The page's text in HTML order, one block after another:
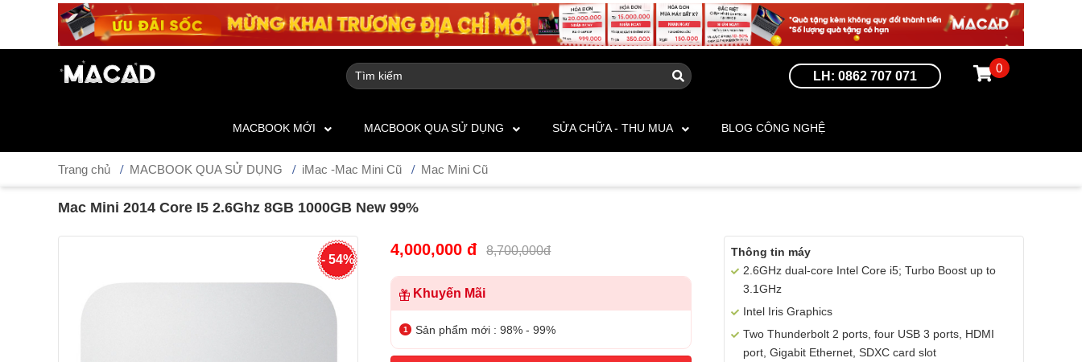
LH: 0862 707 071
0
MACBOOK MỚI MACBOOK QUA SỬ DỤNG SỬA CHỮA - THU MUA BLOG CÔNG NGHỆ
Trang chủ MACBOOK QUA SỬ DỤNG iMac -Mac Mini Cũ Mac Mini Cũ
- 54%
Mac Mini 2014 Core I5 2.6Ghz 8GB 1000GB New 99%
4,000,000 đ 8,700,000đ
Khuyến Mãi
Sản phẩm mới : 98% - 99%
Thông tin máy
2.6GHz dual-core Intel Core i5; Turbo Boost up to
3.1GHz
Intel Iris Graphics
Two Thunderbolt 2 ports, four USB 3 ports, HDMI
port, Gigabit Ethernet, SDXC card slot